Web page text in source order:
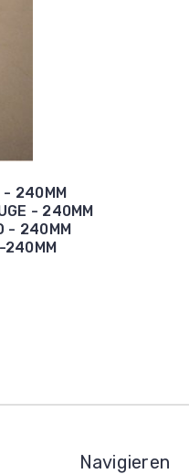
- 240MM
- 240MM
- 240MM
240MM
Navigieren